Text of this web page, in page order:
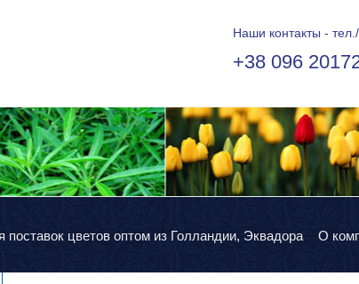
Наши контакты -
+38 096
поставок цветов оптом из Голландии, Эквадора
О